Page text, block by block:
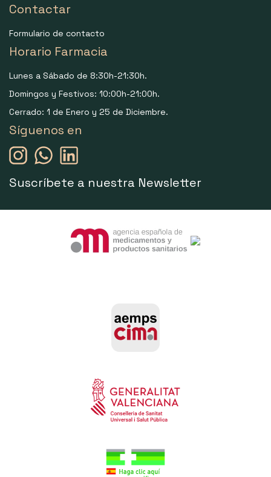
Contactar
Formulario de contacto
Horario Farmacia
Lunes a Sábado de 8:30h-21:30h.
Domingos y Festivos: 10:00h-21:00h.
Cerrado: 1 de Enero y 25 de Diciembre.
Síguenos en
Suscríbete a nuestra Newsletter